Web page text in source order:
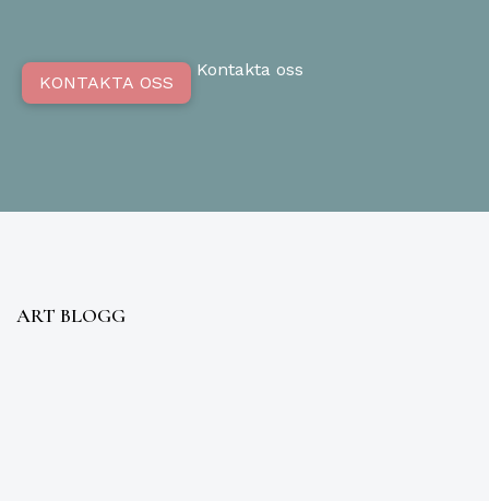
KONTAKTA OSS
Kontakta oss
ART BLOGG